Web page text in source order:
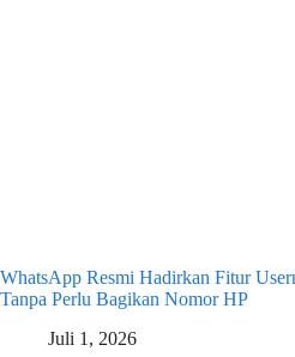
WhatsApp Resmi Hadirkan Fitur
Tanpa Perlu Bagikan Nomor HP
Juli 1, 2026